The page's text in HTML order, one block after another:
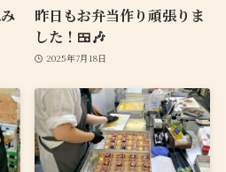
昨日もお弁当作り頑張りま
した！🍱🎶
2025年7月18日